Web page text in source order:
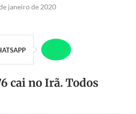
janeiro de 2020
cai no Irã. Todos